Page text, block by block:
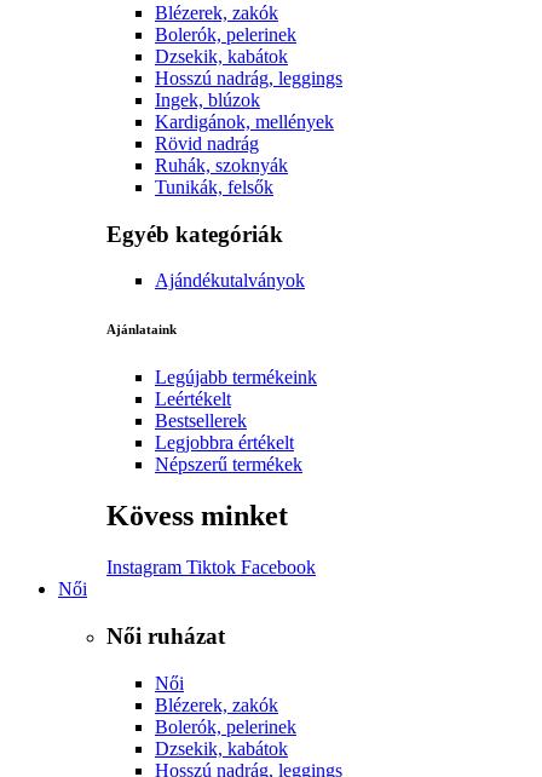
Blézerek, zakók
Bolerók, pelerinek
Dzsekik, kabátok
Hosszú nadrág, leggings
Ingek, blúzok
Kardigánok, mellények
Rövid nadrág
Ruhák, szoknyák
Tunikák, felsők
Egyéb kategóriák
Ajándékutalványok
Ajánlataink
Legújabb termékeink
Leértékelt
Bestsellerek
Legjobbra értékelt
Népszerű termékek
Kövess minket
Instagram Tiktok Facebook
Női
Női ruházat
Női
Blézerek, zakók
Bolerók, pelerinek
Dzsekik, kabátok
Hosszú nadrág, leggings